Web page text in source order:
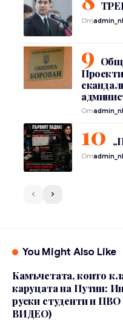
От
От
От
You Might Also Like
Камъчетата, които
каруцата на Путин:
руски студенти и
ВИДЕО)